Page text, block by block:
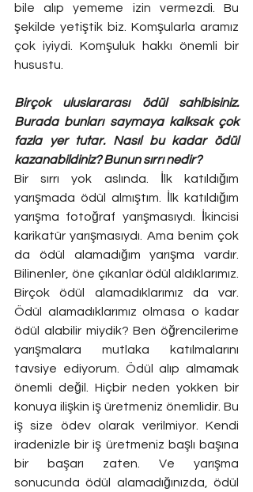
bile alıp yememe izin vermezdi. Bu
şekilde yetiştik biz. Komşularla aramız
çok iyiydi. Komşuluk hakkı önemli bir
husustu.
Birçok uluslararası ödül sahibisiniz.
Burada bunları saymaya kalksak çok
fazla yer tutar. Nasıl bu kadar ödül
kazanabildiniz? Bunun sırrı nedir?
Bir sırrı yok aslında. İlk katıldığım
yarışmada ödül almıştım. İlk katıldığım
yarışma fotoğraf yarışmasıydı. İkincisi
karikatür yarışmasıydı. Ama benim çok
da ödül alamadığım yarışma vardır.
Bilinenler, öne çıkanlar ödül aldıklarımız.
Birçok ödül alamadıklarımız da var.
Ödül alamadıklarımız olmasa o kadar
ödül alabilir miydik? Ben öğrencilerime
yarışmalara mutlaka katılmalarını
tavsiye ediyorum. Ödül alıp almamak
önemli değil. Hiçbir neden yokken bir
konuya ilişkin iş üretmeniz önemlidir. Bu
iş size ödev olarak verilmiyor. Kendi
iradenizle bir iş üretmeniz başlı başına
bir başarı zaten. Ve yarışma
sonucunda ödül alamadığınızda, ödül